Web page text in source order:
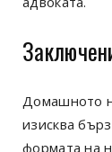
Домашното
изисква
формата на